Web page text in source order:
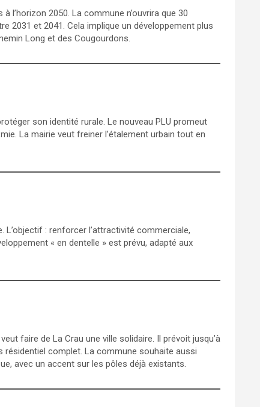
l’horizon 2050. La commune n’ouvrira que 30
2031 et 2041. Cela implique un développement plus
Long et des Cougourdons.
son identité rurale. Le nouveau PLU promeut
La mairie veut freiner l’étalement urbain tout en
L’objectif : renforcer l’attractivité commerciale,
« en dentelle » est prévu, adapté aux
faire de La Crau une ville solidaire. Il prévoit jusqu’à
résidentiel complet. La commune souhaite aussi
avec un accent sur les pôles déjà existants.